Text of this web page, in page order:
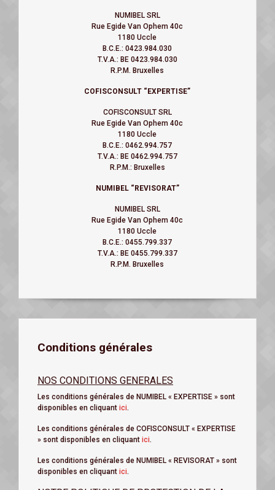
NUMIBEL SRL
Rue Egide Van Ophem 40c
1180 Uccle
B.C.E.: 0423.984.030
T.V.A.: BE 0423.984.030
R.P.M. Bruxelles
COFISCONSULT “EXPERTISE”
COFISCONSULT SRL
Rue Egide Van Ophem 40c
1180 Uccle
B.C.E.: 0462.994.757
T.V.A.: BE 0462.994.757
R.P.M.: Bruxelles
NUMIBEL “REVISORAT”
NUMIBEL SRL
Rue Egide Van Ophem 40c
1180 Uccle
B.C.E.: 0455.799.337
T.V.A.: BE 0455.799.337
R.P.M. Bruxelles
Conditions générales
NOS CONDITIONS GENERALES
Les conditions générales de NUMIBEL « EXPERTISE » sont
disponibles en cliquant ici.
Les conditions générales de COFISCONSULT « EXPERTISE
» sont disponibles en cliquant ici.
Les conditions générales de NUMIBEL « REVISORAT » sont
disponibles en cliquant ici.